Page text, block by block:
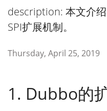
description: 本文介
SPI扩展机制。
Thursday, April 25, 2019
1. Dubbo的